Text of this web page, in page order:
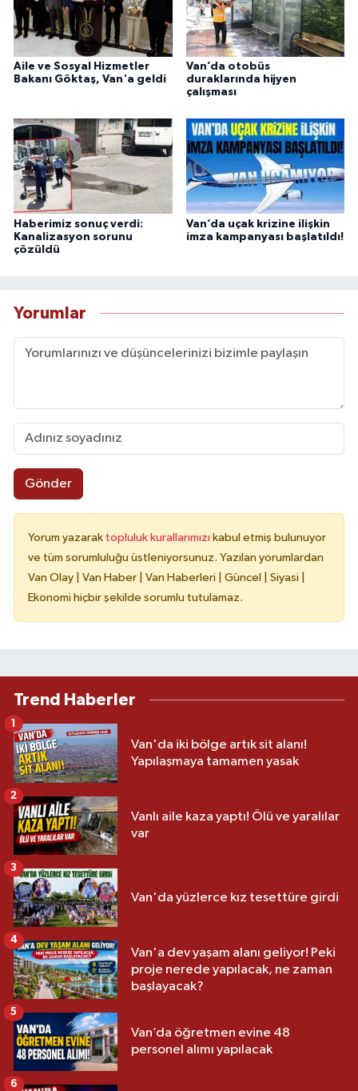
Aile ve Sosyal Hizmetler
Bakanı Göktaş, Van'a geldi
Van’da otobüs
duraklarında hijyen
çalışması
Haberimiz sonuç verdi:
Kanalizasyon sorunu
çözüldü
Van’da uçak krizine ilişkin
imza kampanyası başlatıldı!
Yorumlar
Gönder
Yorum yazarak topluluk kurallarımızı kabul etmiş bulunuyor
ve tüm sorumluluğu üstleniyorsunuz. Yazılan yorumlardan
Van Olay | Van Haber | Van Haberleri | Güncel | Siyasi |
Ekonomi hiçbir şekilde sorumlu tutulamaz.
Trend Haberler
Van'da iki bölge artık sit alanı!
Yapılaşmaya tamamen yasak
1
Vanlı aile kaza yaptı! Ölü ve yaralılar
var
2
Van'da yüzlerce kız tesettüre girdi
3
Van'a dev yaşam alanı geliyor! Peki
proje nerede yapılacak, ne zaman
başlayacak?
4
Van’da öğretmen evine 48
personel alımı yapılacak
5
6